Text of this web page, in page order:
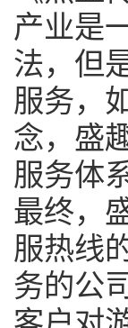
产业是
法，但
服务，
念，盛
服务体
最终，
服热线
务的公